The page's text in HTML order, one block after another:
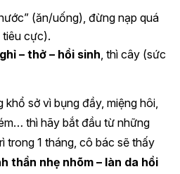
(ăn/uống), đừng nạp quá
tiêu cực).
– thở – hồi sinh, thì cây (sức
sở vì bụng đầy, miệng hôi,
thì hãy bắt đầu từ những
trong 1 tháng, cô bác sẽ thấy
thần nhẹ nhõm – làn da hồi